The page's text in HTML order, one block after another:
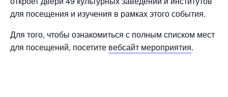
для посещения и изучения в рамках этого события.
Для того, чтобы ознакомиться с полным списком мест
для посещений, посетите вебсайт мероприятия.